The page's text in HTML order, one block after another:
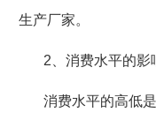
生产厂家。
2 、消费水平的影
消费水平的高低